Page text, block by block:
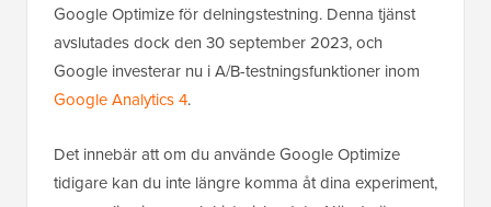
Google Optimize för delningstestning. Denna tjänst
avslutades dock den 30 september 2023, och
Google investerar nu i A/B-testningsfunktioner inom
Google Analytics 4.
Det innebär att om du använde Google Optimize
tidigare kan du inte längre komma åt dina experiment,